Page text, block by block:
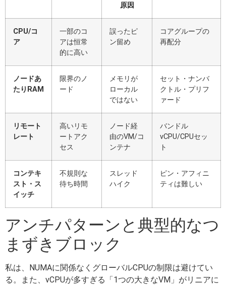
原因
CPU/コ
ア
一部のコ
アは恒常
的に高い
誤ったピ
ン留め
コアグループの
再配分
ノードあ
たりRAM
限界のノ
ード
メモリが
ローカル
ではない
セット・ナンバ
クトル・プリフ
ァード
リモート
レート
高いリモ
ートアク
セス
ノード経
由のVM/コ
ンテナ
バンドル
vCPU/CPUセッ
ト
コンテキ
スト・ス
イッチ
不規則な
待ち時間
スレッド
ハイク
ピン・アフィニ
ティは難しい
アンチパターンと典型的なつ
まずきブロック
私は、NUMAに関係なくグローバルCPUの制限は避けてい
る。また、vCPUが多すぎる「1つの大きなVM」がリニアに